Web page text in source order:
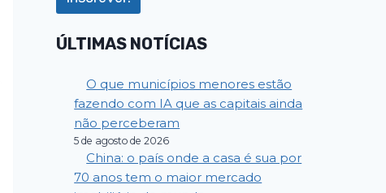
ÚLTIMAS NOTÍCIAS
O que municípios menores estão
fazendo com IA que as capitais ainda
não perceberam
5 de agosto de 2026
China: o país onde a casa é sua por
70 anos tem o maior mercado